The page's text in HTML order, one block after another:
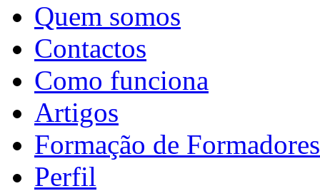
Quem somos
Contactos
Como funciona
Artigos
Formação de Formadores
Perfil